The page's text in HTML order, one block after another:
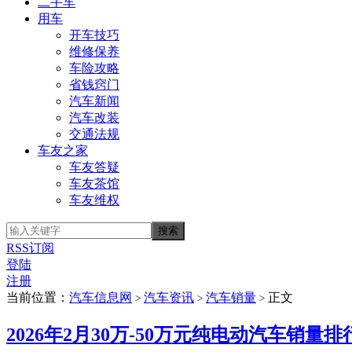
用车
开车技巧
维修保养
车险攻略
省钱窍门
汽车新闻
汽车改装
交通法规
车友之家
车友答疑
车友茶馆
车友维权
RSS订阅
登陆
注册
当前位置： 汽车信息网 > 汽车资讯 > 汽车销量 > 正文
2026年2月30万-50万元纯电动汽车销量排